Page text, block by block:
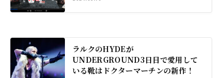
ラルクのHYDEが
UNDERGROUND3日目で愛用して
いる靴はドクターマーチンの新作！